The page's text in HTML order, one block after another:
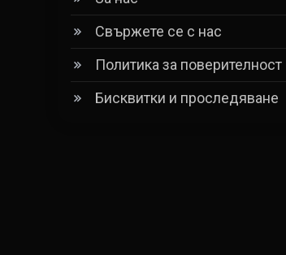
Свържете се с нас
Политика за поверителност
Бисквитки и проследяване